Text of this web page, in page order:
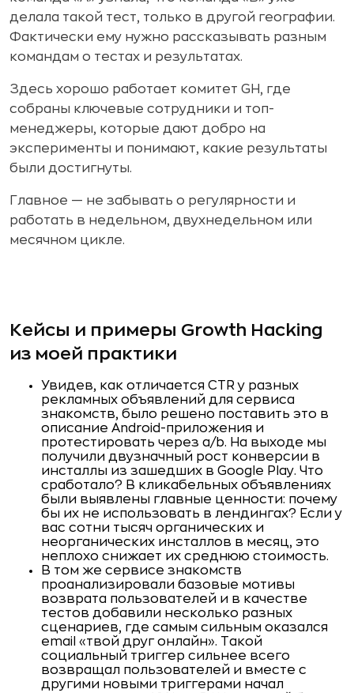
делала такой тест, только в другой географии.
Фактически ему нужно рассказывать разным
командам о тестах и результатах.
Здесь хорошо работает комитет GH, где
собраны ключевые сотрудники и топ-
менеджеры, которые дают добро на
эксперименты и понимают, какие результаты
были достигнуты.
Главное — не забывать о регулярности и
работать в недельном, двухнедельном или
месячном цикле.
Кейсы и примеры Growth Hacking
из моей практики
Увидев, как отличается CTR у разных
рекламных объявлений для сервиса
знакомств, было решено поставить это в
описание Android-приложения и
протестировать через a/b. На выходе мы
получили двузначный рост конверсии в
инсталлы из зашедших в Google Play. Что
сработало? В кликабельных объявлениях
были выявлены главные ценности: почему
бы их не использовать в лендингах? Если у
вас сотни тысяч органических и
неорганических инсталлов в месяц, это
неплохо снижает их среднюю стоимость.
В том же сервисе знакомств
проанализировали базовые мотивы
возврата пользователей и в качестве
тестов добавили несколько разных
сценариев, где самым сильным оказался
email «твой друг онлайн». Такой
социальный триггер сильнее всего
возвращал пользователей и вместе с
другими новыми триггерами начал